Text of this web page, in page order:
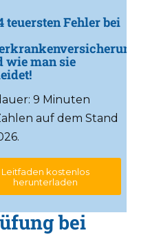
teuersten Fehler bei
wie man sie
9 Minuten
auf dem Stand
Leitfaden kostenlos
herunterladen
bei